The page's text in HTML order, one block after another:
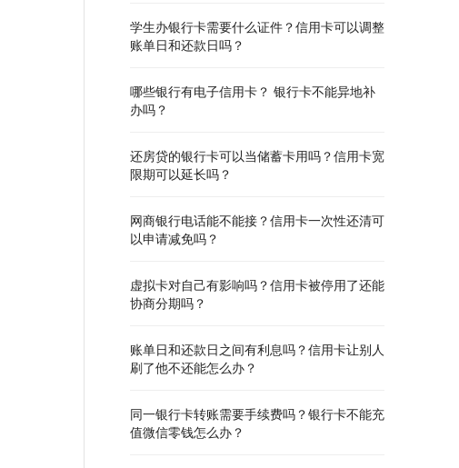
学生办银行卡需要什么证件？信用卡可以调整
账单日和还款日吗？
哪些银行有电子信用卡？ 银行卡不能异地补
办吗？
还房贷的银行卡可以当储蓄卡用吗？信用卡宽
限期可以延长吗？
网商银行电话能不能接？信用卡一次性还清可
以申请减免吗？
虚拟卡对自己有影响吗？信用卡被停用了还能
协商分期吗？
账单日和还款日之间有利息吗？信用卡让别人
刷了他不还能怎么办？
同一银行卡转账需要手续费吗？银行卡不能充
值微信零钱怎么办？